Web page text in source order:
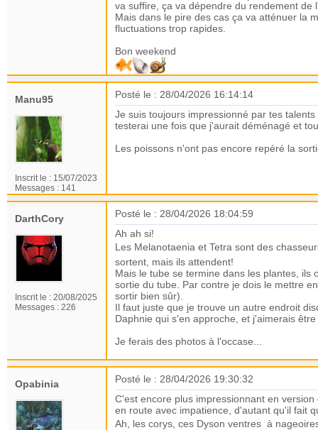
va suffire, ça va dépendre du rendement
Mais dans le pire des cas ça va atténuer la
fluctuations trop rapides.
Bon weekend
Manu95
Inscrit le : 15/07/2023
Messages : 141
Posté le : 28/04/2026 16:14:14
Je suis toujours impressionné par tes
testerai une fois que j'aurait déménagé et
Les poissons n'ont pas encore repéré la
DarthCory
Inscrit le : 20/08/2025
Messages : 226
Posté le : 28/04/2026 18:04:59
Ah ah si!
Les Melanotaenia et Tetra sont des
sortent, mais ils attendent!
Mais le tube se termine dans les plantes,
sortie du tube. Par contre je dois le mettre
sortir bien sûr).
Il faut juste que je trouve un autre endroit
Daphnie qui s'en approche, et j'aimerais
Je ferais des photos à l'occase...
Opabinia
Posté le : 28/04/2026 19:30:32
C'est encore plus impressionnant en
en route avec impatience, d'autant qu'il fait
Ah, les corys, ces Dyson ventres à